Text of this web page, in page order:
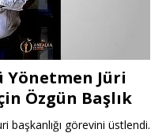
Jüri
Özgün Başlık
başkanlığı görevini üstlendi.